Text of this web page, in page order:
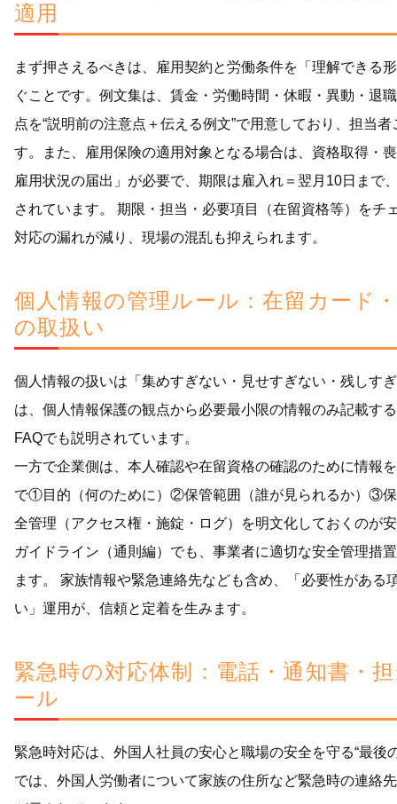
適用
まず押さえるべきは、雇用契約と労働条件を「理解できる
ぐことです。例文集は、賃金・労働時間・休暇・異動・退
点を“説明前の注意点＋伝える例文”で用意しており、担当
す。また、雇用保険の適用対象となる場合は、資格取得・
雇用状況の届出」が必要で、期限は雇入れ＝翌月10日まで
されています。 期限・担当・必要項目（在留資格等）をチ
対応の漏れが減り、現場の混乱も抑えられます。
個人情報の管理ルール：在留カード
の取扱い
個人情報の扱いは「集めすぎない・見せすぎない・残しす
は、個人情報保護の観点から必要最小限の情報のみ記載す
FAQでも説明されています。
一方で企業側は、本人確認や在留資格の確認のために情報
で①目的（何のために）②保管範囲（誰が見られるか）③
全管理（アクセス権・施錠・ログ）を明文化しておくのが
ガイドライン（通則編）でも、事業者に適切な安全管理措
ます。 家族情報や緊急連絡先なども含め、「必要性がある
い」運用が、信頼と定着を生みます。
緊急時の対応体制：電話・通知書・
ール
緊急時対応は、外国人社員の安心と職場の安全を守る“最後
では、外国人労働者について家族の住所など緊急時の連絡